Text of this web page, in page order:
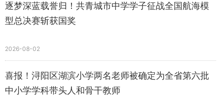
逐梦深蓝载誉归！共青城市中学学子征战全国航海模
型总决赛斩获国奖
2026-08-02
喜报！浔阳区湖滨小学两名老师被确定为全省第六批
中小学学科带头人和骨干教师